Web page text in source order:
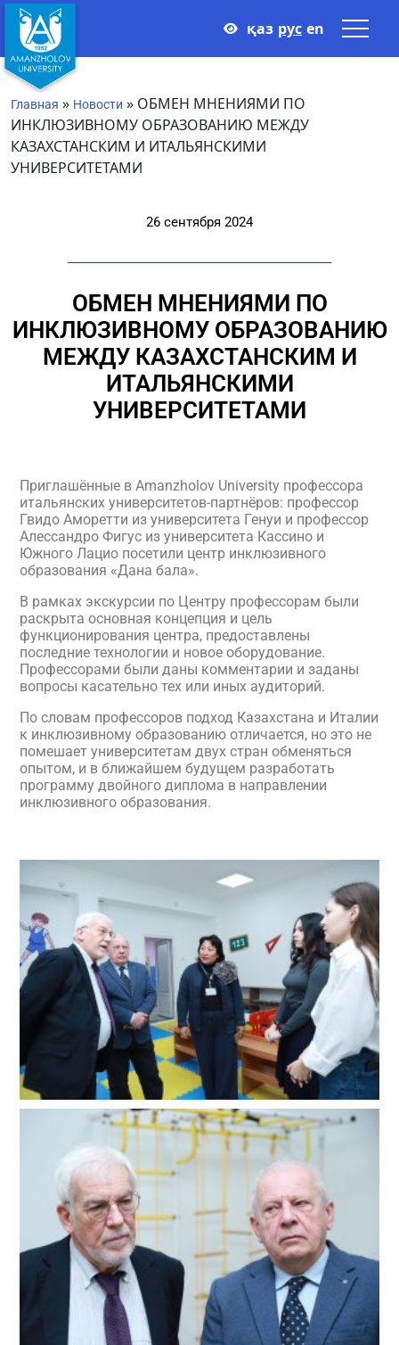
қаз рус en
Главная » Новости » ОБМЕН МНЕНИЯМИ ПО
ИНКЛЮЗИВНОМУ ОБРАЗОВАНИЮ МЕЖДУ
КАЗАХСТАНСКИМ И ИТАЛЬЯНСКИМИ
УНИВЕРСИТЕТАМИ
26 сентября 2024
ОБМЕН МНЕНИЯМИ ПО
ИНКЛЮЗИВНОМУ ОБРАЗОВАНИЮ
МЕЖДУ КАЗАХСТАНСКИМ И
ИТАЛЬЯНСКИМИ
УНИВЕРСИТЕТАМИ
Приглашённые в Amanzholov University профессора
итальянских университетов-партнёров: профессор
Гвидо Аморетти из университета Генуи и профессор
Алессандро Фигус из университета Кассино и
Южного Лацио посетили центр инклюзивного
образования «Дана бала».
В рамках экскурсии по Центру профессорам были
раскрыта основная концепция и цель
функционирования центра, предоставлены
последние технологии и новое оборудование.
Профессорами были даны комментарии и заданы
вопросы касательно тех или иных аудиторий.
По словам профессоров подход Казахстана и Италии
к инклюзивному образованию отличается, но это не
помешает университетам двух стран обменяться
опытом, и в ближайшем будущем разработать
программу двойного диплома в направлении
инклюзивного образования.